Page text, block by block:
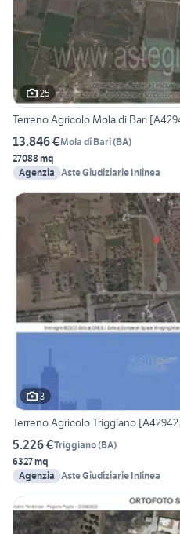
25
Terreno Agricolo Mola di Bari
13.846 €Mola di Bari(BA)
27088 mq
Agenzia Aste Giudiziarie Inlinea
3
Terreno Agricolo Triggiano
5.226 €Triggiano(BA)
6327 mq
Agenzia Aste Giudiziarie Inlinea